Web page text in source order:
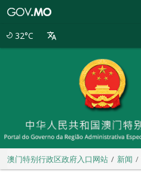
32°C
澳门特别行政区政府入口网站 新闻